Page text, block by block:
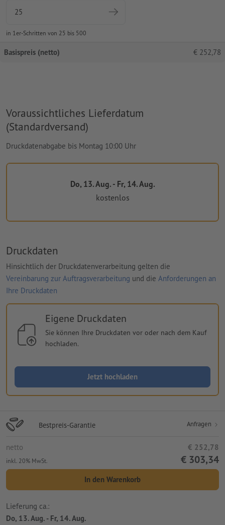
in 1er-Schritten von 25 bis 500
Basispreis (netto) € 252,78
Voraussichtliches Lieferdatum
(Standardversand)
Druckdatenabgabe bis Montag 10:00 Uhr
Do, 13. Aug. - Fr, 14. Aug.
kostenlos
Druckdaten
Hinsichtlich der Druckdatenverarbeitung gelten die
Vereinbarung zur Auftragsverarbeitung und die Anforderungen an
Ihre Druckdaten
Eigene Druckdaten
Sie können Ihre Druckdaten vor oder nach dem Kauf
hochladen.
Jetzt hochladen
Bestpreis-Garantie Anfragen
netto € 252,78
inkl. 20% MwSt. € 303,34
In den Warenkorb
Lieferung ca.:
Do, 13. Aug. - Fr, 14. Aug.